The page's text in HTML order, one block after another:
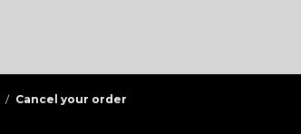
/ Cancel your order